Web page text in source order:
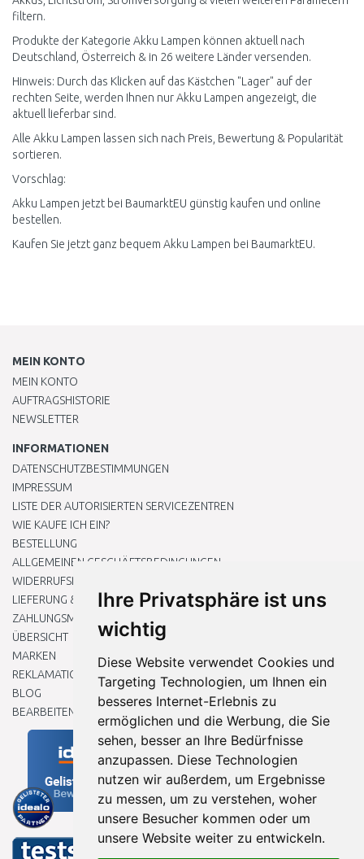
Ihre Privatsphäre ist uns
wichtig
Diese Website verwendet Cookies und
Targeting Technologien, um Ihnen ein
besseres Internet-Erlebnis zu
ermöglichen und die Werbung, die Sie
sehen, besser an Ihre Bedürfnisse
anzupassen. Diese Technologien
nutzen wir außerdem, um Ergebnisse
zu messen, um zu verstehen, woher
unsere Besucher kommen oder um
unsere Website weiter zu entwickeln.
filtern.
Produkte der Kategorie Akku Lampen können aktuell nach
Deutschland, Österreich & in 26 weitere Länder versenden.
Hinweis: Durch das Klicken auf das Kästchen "Lager" auf der
rechten Seite, werden Ihnen nur Akku Lampen angezeigt, die
aktuell lieferbar sind.
Alle Akku Lampen lassen sich nach Preis, Bewertung & Popularität
sortieren.
Vorschlag:
Akku Lampen jetzt bei BaumarktEU günstig kaufen und online
bestellen.
Kaufen Sie jetzt ganz bequem Akku Lampen bei BaumarktEU.
MEIN KONTO
MEIN KONTO
AUFTRAGSHISTORIE
NEWSLETTER
INFORMATIONEN
DATENSCHUTZBESTIMMUNGEN
IMPRESSUM
LISTE DER AUTORISIERTEN SERVICEZENTREN
WIE KAUFE ICH EIN?
BESTELLUNG
ALLGEMEINEN GESCHÄFTSBEDINGUNGEN
WIDERRUFSRECHT
LIEFERUNG & ZAHLUNG
ZAHLUNGSMETHODEN
ÜBERSICHT
MARKEN
REKLAMATIONEN UND RETOUREN
BLOG
BEARBEITEN SIE MEINE COOKIE-EINSTELLUNGEN